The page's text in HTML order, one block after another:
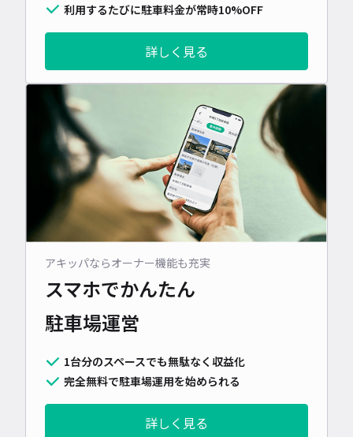
利用するたびに駐車料金が常時10%OFF
詳しく見る
アキッパならオーナー機能も充実
スマホでかんたん
駐車場運営
1台分のスペースでも無駄なく収益化
完全無料で駐車場運用を始められる
詳しく見る